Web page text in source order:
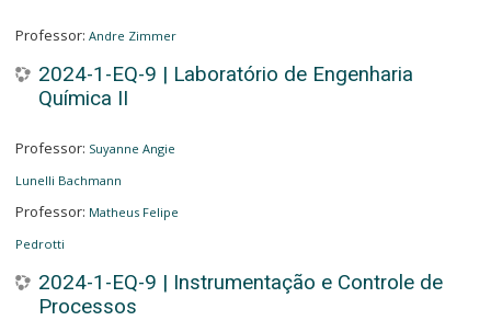
Professor: Andre Zimmer
2024-1-EQ-9 | Laboratório de Engenharia
Química II
Professor: Suyanne Angie
Lunelli Bachmann
Professor: Matheus Felipe
Pedrotti
2024-1-EQ-9 | Instrumentação e Controle de
Processos